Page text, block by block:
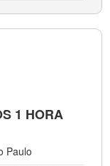
1 HORA
Paulo